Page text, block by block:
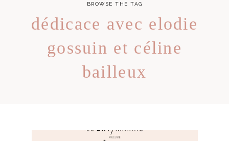
BROWSE THE TAG
dédicace avec elodie
gossuin et céline
bailleux